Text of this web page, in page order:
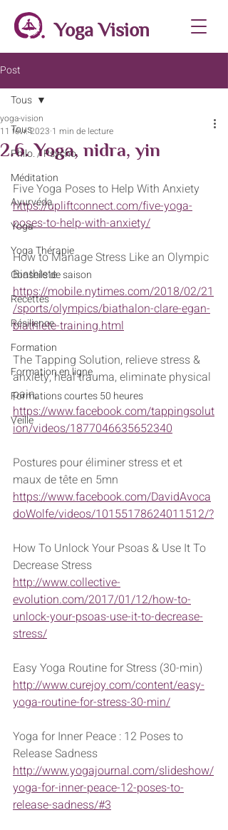
Yoga Vision
Post
Tous
Philo. / Psycho.
Méditation
Ayurvéda
Yoga
Yoga Thérapie
Conseils de saison
Recettes
Résilience
Formation
Formation en ligne
Formations courtes 50 heures
Veille
Tous
2.6. Yoga, nidra, yin
yoga-vision
11 févr. 2023 1 min de lecture
Five Yoga Poses to Help With Anxiety
https://upliftconnect.com/five-yoga-
poses-to-help-with-anxiety/
How to Manage Stress Like an Olympic
Biathlete
https://mobile.nytimes.com/2018/02/21
/sports/olympics/biathalon-clare-egan-
biathlete-training.html
The Tapping Solution, relieve stress &
anxiety, heal trauma, eliminate physical
pain,
https://www.facebook.com/tappingsolut
ion/videos/1877046635652340
Postures pour éliminer stress et et
maux de tête en 5mn
https://www.facebook.com/DavidAvoca
doWolfe/videos/10155178624011512/?
How To Unlock Your Psoas & Use It To
Decrease Stress
http://www.collective-
evolution.com/2017/01/12/how-to-
unlock-your-psoas-use-it-to-decrease-
stress/
Easy Yoga Routine for Stress (30-min)
http://www.curejoy.com/content/easy-
yoga-routine-for-stress-30-min/
Yoga for Inner Peace : 12 Poses to
Release Sadness
http://www.yogajournal.com/slideshow/
yoga-for-inner-peace-12-poses-to-
release-sadness/#3